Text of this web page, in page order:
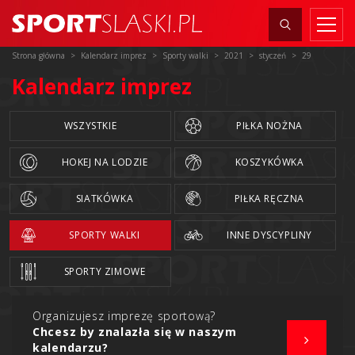
Strona główna Kalendarz imprez Sporty walki 2021 styczeń 29
Kalendarz imprez
WSZYSTKIE PIŁKA NOŻNA
HOKEJ NA LODZIE KOSZYKÓWKA
SIATKÓWKA PIŁKA RĘCZNA
SPORTY WALKI INNE DYSCYPLINY
SPORTY ZIMOWE
Organizujesz imprezę sportową?
Chcesz by znalazła się w naszym
kalendarzu?